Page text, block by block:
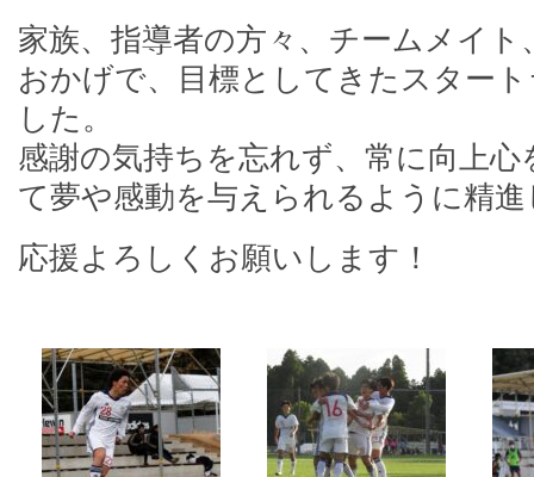
家族、指導者の方々、チームメイ
おかげで、目標としてきたスター
した。
感謝の気持ちを忘れず、常に向上
て夢や感動を与えられるように精
応援よろしくお願いします！